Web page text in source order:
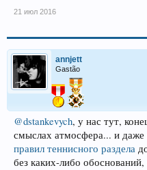
21 июл 2016
annjett
Gastão
@dstankevych, у нас тут,
смыслах атмосфера... и даже
правил теннисного раздела
без каких-либо